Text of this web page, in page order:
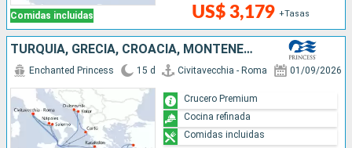
Comidas incluidas US$ 3,179 +Tasas
TURQUÍA, GRECIA, CROACIA, MONTENEGRO, ITALIA
Enchanted Princess 15 d Civitavecchia - Roma 01/09/2026
Crucero Premium
Cocina refinada
Comidas incluidas